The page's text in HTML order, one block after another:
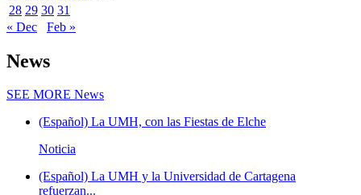
28 29 30 31
« Dec
Feb »
News
SEE MORE News
(Español) La UMH, con las Fiestas de Elche
Noticia
(Español) La UMH y la Universidad de Cartagena
refuerzan...